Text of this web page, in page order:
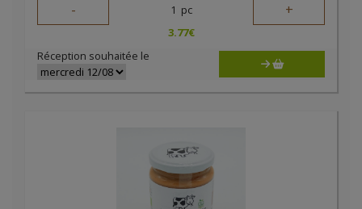
- 1 pc +
3.77€
Réception souhaitée le